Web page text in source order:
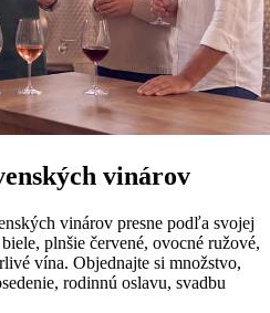
vinárov
vinárov presne podľa svojej
plnšie červené, ovocné ružové,
vína. Objednajte si množstvo,
rodinnú oslavu, svadbu